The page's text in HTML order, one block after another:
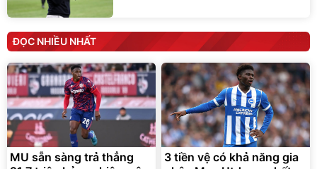
ĐỌC NHIỀU NHẤT
MU sẵn sàng trả thẳng
3 tiền vệ có khả năng gia